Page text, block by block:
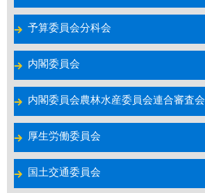
予算委員会分科会
内閣委員会
内閣委員会農林水産委員会連合審査会
厚生労働委員会
国土交通委員会